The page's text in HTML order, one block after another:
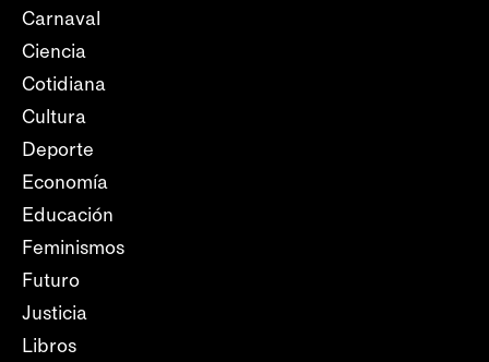
Carnaval
Ciencia
Cotidiana
Cultura
Deporte
Economía
Educación
Feminismos
Futuro
Justicia
Libros